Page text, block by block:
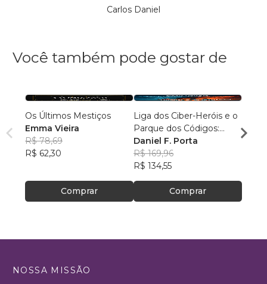
Carlos Daniel
Você também pode gostar de
Os Últimos Mestiços
Emma Vieira
R$ 78,69
R$ 62,30
Comprar
Liga dos Ciber-Heróis e o
Parque dos Códigos:
Rumo ao Desconhecido
Daniel F. Porta
R$ 169,96
R$ 134,55
Comprar
R$
NOSSA MISSÃO